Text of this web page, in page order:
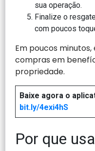
sua operação.
Finalize o
com poucos
Em poucos
compras em
propriedade.
Baixe agora o
bit.ly/4exi4hS
Por que